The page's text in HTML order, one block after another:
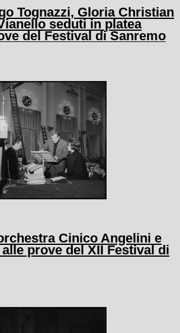
Tognazzi, Gloria Christian
seduti in platea
del Festival di Sanremo
Cinico Angelini e
prove del XII Festival di